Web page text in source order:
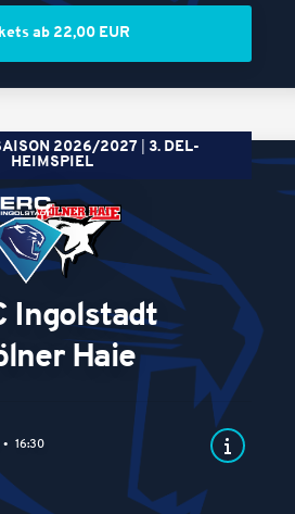
ab 22,00 EUR
2026/2027
3. DEL-
HEIMSPIEL
Ingolstadt
Haie
16:30